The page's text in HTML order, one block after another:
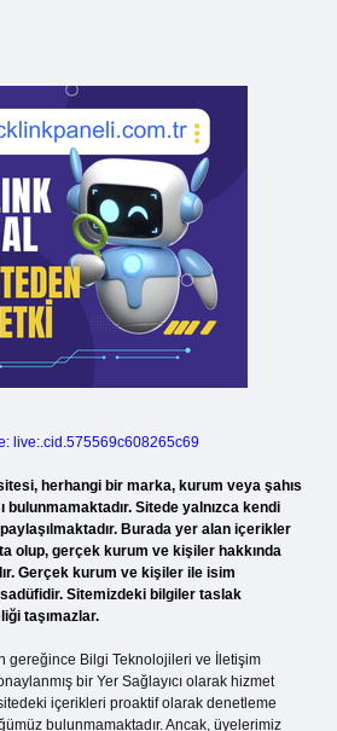
live:.cid.575569c608265c69
herhangi bir marka, kurum veya şahıs
bulunmamaktadır. Sitede yalnızca kendi
paylaşılmaktadır. Burada yer alan içerikler
olup, gerçek kurum ve kişiler hakkında
Gerçek kurum ve kişiler ile isim
Sitemizdeki bilgiler taslak
taşımazlar.
gereğince Bilgi Teknolojileri ve İletişim
bir Yer Sağlayıcı olarak hizmet
içerikleri proaktif olarak denetleme
bulunmamaktadır. Ancak, üyelerimiz